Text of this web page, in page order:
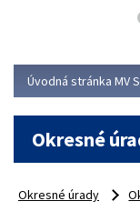
asociácie
Viac
Úvodná stránka MV
Okresné
Okresné úrady